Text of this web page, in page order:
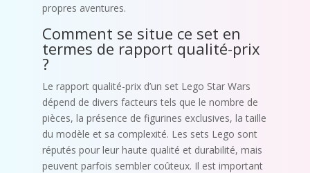
propres aventures.
Comment se situe ce set en
termes de rapport qualité-prix
?
Le rapport qualité-prix d’un set Lego Star Wars
dépend de divers facteurs tels que le nombre de
pièces, la présence de figurines exclusives, la taille
du modèle et sa complexité. Les sets Lego sont
réputés pour leur haute qualité et durabilité, mais
peuvent parfois sembler coûteux. Il est important